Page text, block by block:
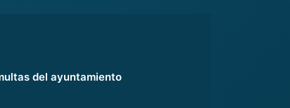
del ayuntamiento